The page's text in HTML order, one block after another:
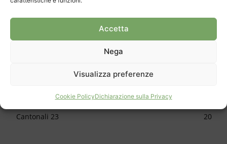
Accetta
Nega
Visualizza preferenze
Cookie PolicyDichiarazione sulla Privacy
CATEGORIE
Cultura
624
Approfondimento
Cantonali 23
20